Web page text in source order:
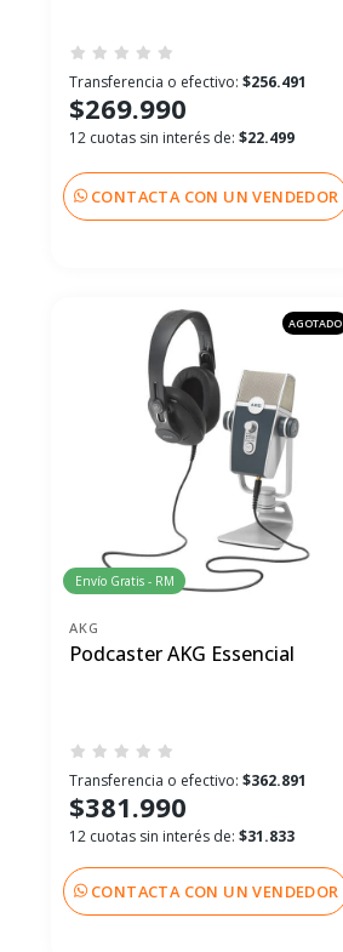
Transferencia o efectivo: $256.491
$269.990
12 cuotas sin interés de: $22.499
CONTACTA CON UN VENDEDOR
AGOTADO
Envío Gratis - RM
AKG
Podcaster AKG Essencial
Transferencia o efectivo: $362.891
$381.990
12 cuotas sin interés de: $31.833
CONTACTA CON UN VENDEDOR